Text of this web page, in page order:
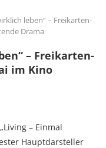
leben“ – Freikarten-
Drama
– Freikarten-
im Kino
– Einmal
Hauptdarsteller